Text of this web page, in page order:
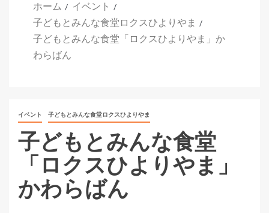
ホーム
イベント
子どもとみんな食堂ロクスひよりやま
子どもとみんな食堂「ロクスひよりやま」か
わらばん
イベント 子どもとみんな食堂ロクスひよりやま
子どもとみんな食堂
「ロクスひよりやま」
かわらばん